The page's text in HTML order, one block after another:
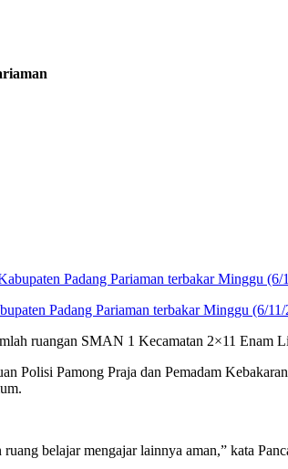
Padang Pariaman terbakar Minggu (6/
ruangan SMAN 1 Kecamatan 2×11
Polisi Pamong Praja dan Pemadam
belajar mengajar lainnya aman,” kata